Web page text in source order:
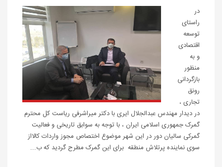
در
راستای
توسعه
اقتصادی
و به
منظور
بازگردانی
رونق
تجاری ،
در دیدار مهندس عبدالجلال ایری با دکتر میراشرفی ریاست کل محترم
گمرک جمهوری اسلامی ایران ، با توجه به سوابق تاریخی و فعالیت
گمرکی سالیان دور در این شهر موضوع اختصاص مجوز واردات کالااز
سوی نماینده پرتلاش منطقه برای این گمرک مطرح گردید که ب...